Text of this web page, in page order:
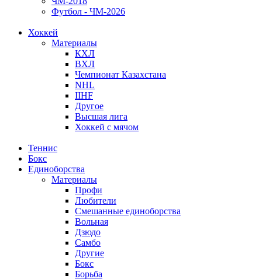
Футбол - ЧМ-2026
Хоккей
Материалы
КХЛ
ВХЛ
Чемпионат Казахстана
NHL
IIHF
Другое
Высшая лига
Хоккей с мячом
Теннис
Бокс
Единоборства
Материалы
Профи
Любители
Смешанные единоборства
Вольная
Дзюдо
Самбо
Другие
Бокс
Борьба